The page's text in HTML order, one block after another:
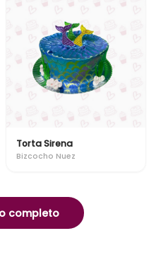
Torta Sirena
Bizcocho Nuez
completo